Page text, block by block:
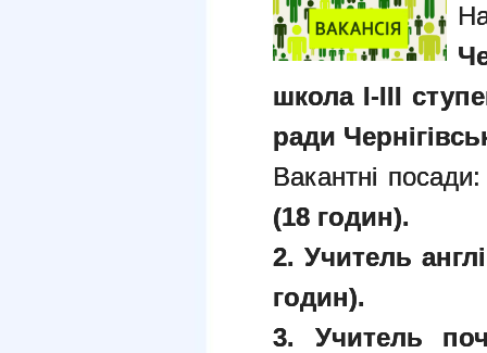
школа І-ІІІ
ради
Вакантні
(18 годин).
2. Учитель
годин).
3. Учитель